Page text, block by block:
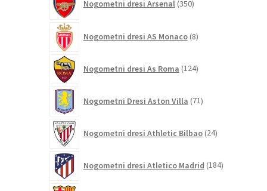
Nogometni dresi Arsenal 350izdelkov
Nogometni dresi AS Monaco 8izdelkov
Nogometni dresi As Roma 124izdelkov
Nogometni Dresi Aston Villa 71izdelkov
Nogometni dresi Athletic Bilbao 24izdelkov
Nogometni dresi Atletico Madrid 184izdelkov